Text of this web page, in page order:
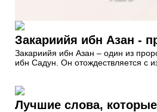
Закариийя ибн Азан -
Закариийя ибн Азан – один из
ибн Садун. Он отождествляется с
Лучшие слова,